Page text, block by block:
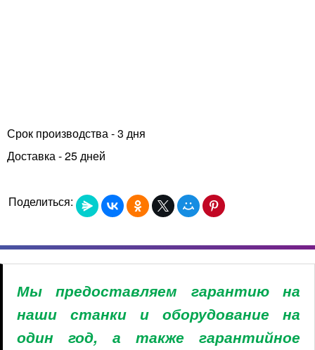
Срок производства - 3 дня
Доставка - 25 дней
Поделиться:
Мы предоставляем гарантию на
наши станки и оборудование на
один год, а также гарантийное